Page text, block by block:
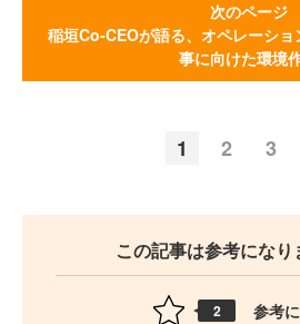
次のページ
稲垣Co-CEOが語る、オペレーシ
事に向けた環境
1 2 3
この記事は参考になり
2 参考